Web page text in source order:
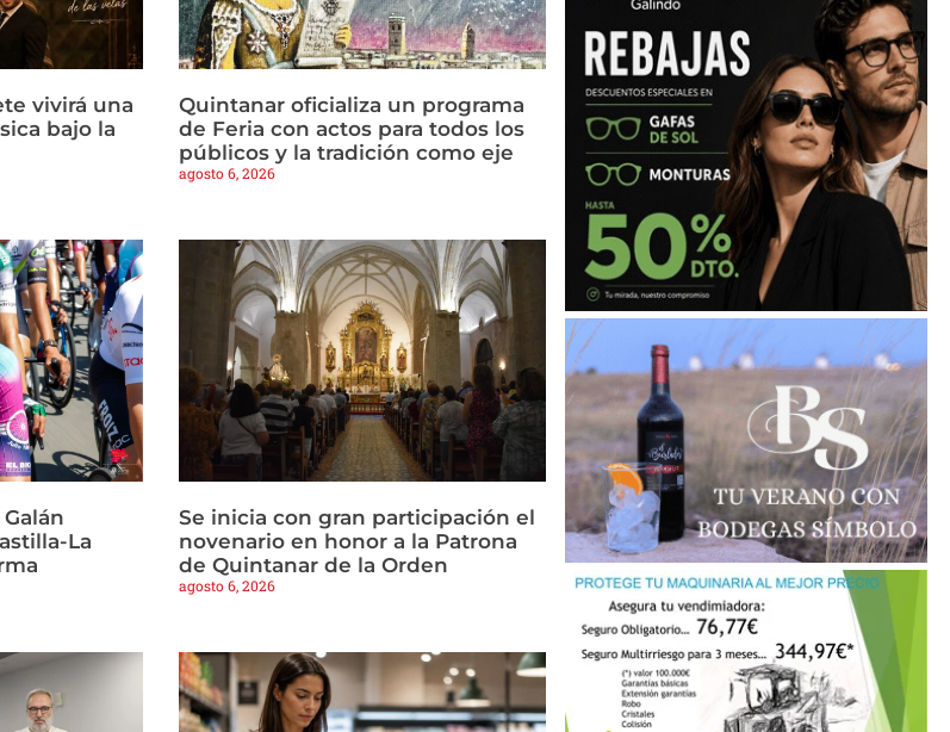
vivirá una
bajo la
Quintanar oficializa un programa
de Feria con actos para todos los
públicos y la tradición como eje
agosto 6, 2026
La
Se inicia con gran participación el
novenario en honor a la Patrona
de Quintanar de la Orden
agosto 6, 2026